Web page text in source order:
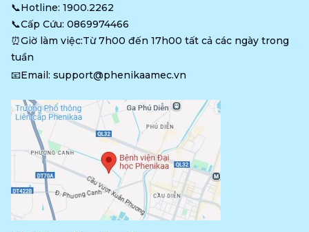
📞Hotline: 1900.2262
📞Cấp Cứu: 0869974466
⏰Giờ làm việc:Từ 7h00 đến 17h00 tất cả các ngày trong
tuần
📧Email: support@phenikaamec.vn